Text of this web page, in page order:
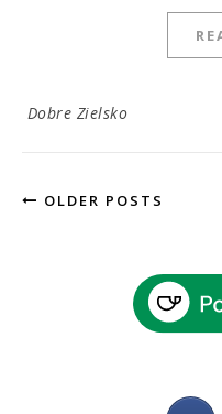
Dobre Zielsko
OLDER POSTS